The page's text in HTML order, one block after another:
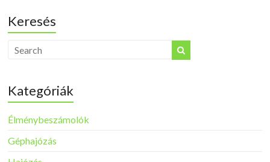
Keresés
Kategóriák
Élménybeszámolók
Géphajózás